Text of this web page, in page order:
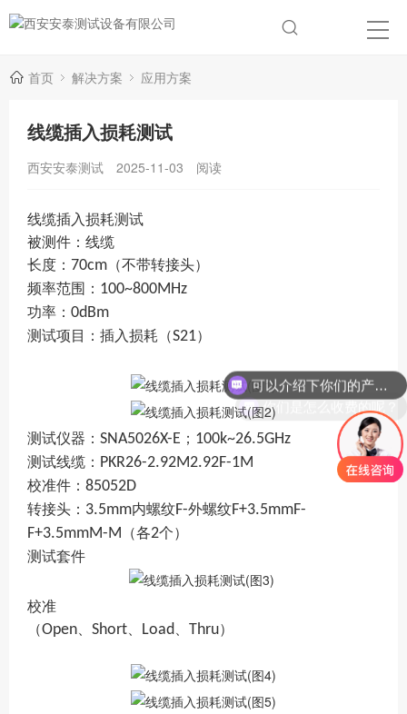
首页 解决方案 应用方案
线缆插入损耗测试
西安安泰测试 2025-11-03 阅读
线缆插入损耗测试
被测件：线缆
长度： 70cm （不带转接头）
频率范围： 100~800MHz
功率： 0dBm
测试项目：插入损耗（S21）
测试仪器： SNA5026X-E ； 100k~26.5GHz
测试线缆： PKR26-2.92M2.92F-1M
校准件： 85052D
转接头： 3.5mm内螺纹F-外螺纹F+3.5mmF-
F+3.5mmM-M （各2个）
测试套件
校准
（Open Short Load Thru）
可以介绍下你们的产品么？
你们是怎么收费的呢？